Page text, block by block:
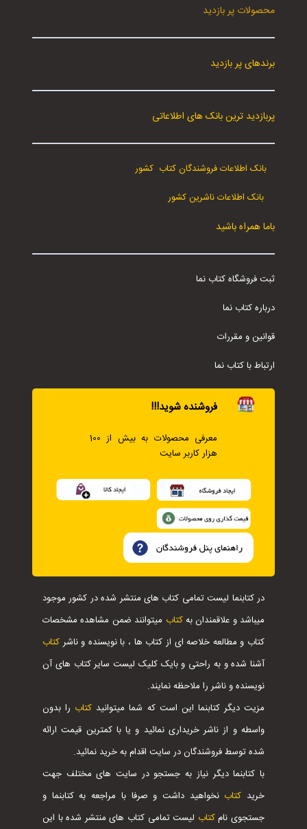
محصولات پر بازدید
برندهای پر بازدید
پربازدید ترین بانک های اطلاعاتی
بانک اطلاعات فروشندگان کتاب کشور
بانک اطلاعات ناشرین کشور
باما همراه باشید
ثبت فروشگاه کتاب نما
درباره کتاب نما
قوانین و مقررات
ارتباط با کتاب نما
فروشنده شوید!!!
معرفی محصولات به بیش از 100
هزار کاربر سایت
در کتابنما لیست تمامی کتاب های منتشر شده در کشور موجود
میباشد و علاقمندان بهکتاب میتوانند ضمن مشاهده مشخصات
کتاب و مطالعه خلاصه ای از کتاب ها ، با نویسنده و ناشر کتاب
آشنا شده و به راحتی و بایک کلیک لیست سایر کتاب های آن
نویسنده و ناشر را ملاحظه نمایند.
مزیت دیگر کتابنما این است که شما میتوانید کتاب را بدون
واسطه و از ناشر خریداری نمائید و یا با کمترین قیمت ارائه
شده توسط فروشندگان در سایت اقدام به خرید نمائید.
با کتابنما دیگر نیاز به جستجو در سایت های مختلف جهت
خرید کتابنخواهید داشت و صرفا با مراجعه به کتابنما و
جستجوی نامکتاب لیست تمامی کتاب های منتشر شده با این